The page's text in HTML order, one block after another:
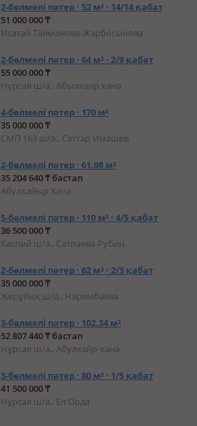
2-бөлмелі пәтер · 52 м² · 14/14 қабат
51 000 000 ₸
Исатай Тайманова-Жарбосынова
2-бөлмелі пәтер · 64 м² · 2/9 қабат
55 000 000 ₸
Нұрсая ш/а., Абылхаир хана
4-бөлмелі пәтер · 170 м²
35 000 000 ₸
СМП 163 ш/а., Саттар Имашев
2-бөлмелі пәтер · 61.98 м²
35 204 640 ₸ бастап
Абулхайыр Хана
5-бөлмелі пәтер · 110 м² · 4/5 қабат
36 500 000 ₸
Каспий ш/а., Сатпаева-Рубин
2-бөлмелі пәтер · 62 м² · 2/3 қабат
35 000 000 ₸
Жерұйық ш/а., Нарембаева
3-бөлмелі пәтер · 102.34 м²
52 807 440 ₸ бастап
Нұрсая ш/а., Абулхайр-хана
3-бөлмелі пәтер · 80 м² · 1/5 қабат
41 500 000 ₸
Нұрсая ш/а., Ел Орда